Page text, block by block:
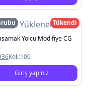
Yüklenemedi
Tükendi
Yolcu Modifiye CG
Koli:100
Giriş yapınız